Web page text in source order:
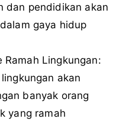
dan pendidikan akan
gaya hidup
Lingkungan:
akan
banyak orang
yang ramah